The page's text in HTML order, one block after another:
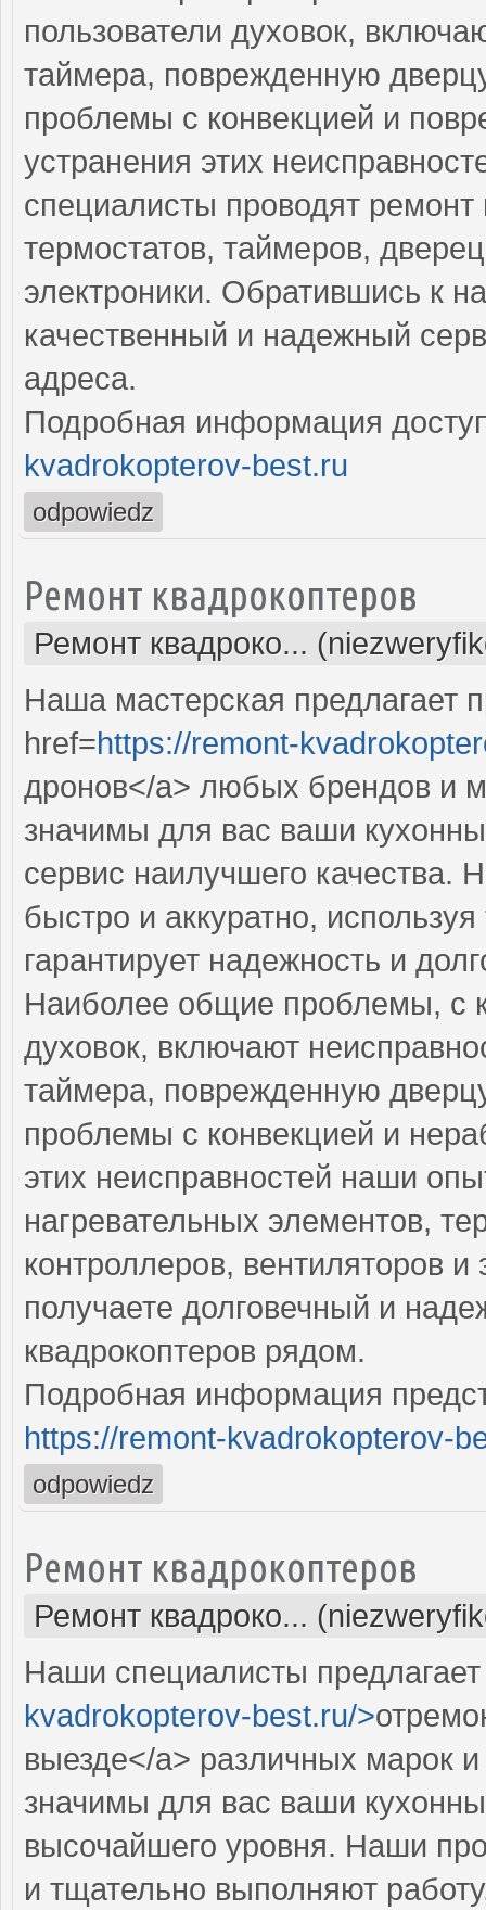
пользователи духовок,
таймера, поврежденную
проблемы с конвекцией и
устранения этих
специалисты проводят
термостатов, таймеров,
электроники. Обратившись к
качественный и надежный
адреса.
Подробная информация
kvadrokopterov-best.ru
odpowiedz
Ремонт квадрокоптеров
Ремонт квадроко...
Наша мастерская предлагает
href=https://remont-
дронов</a> любых брендов и
значимы для вас ваши
сервис наилучшего
быстро и аккуратно,
гарантирует надежность и
Наиболее общие проблемы, с
духовок, включают
таймера, поврежденную
проблемы с конвекцией и
этих неисправностей наши
нагревательных элементов,
контроллеров, вентиляторов
получаете долговечный и
квадрокоптеров рядом.
Подробная информация
https://remont-kvadrokopterov-
odpowiedz
Ремонт квадрокоптеров
Ремонт квадроко...
Наши специалисты
kvadrokopterov-best.ru/>
выезде</a> различных марок
значимы для вас ваши
высочайшего уровня. Наши
и тщательно выполняют